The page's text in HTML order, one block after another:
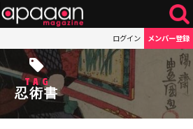
ログイン メンバー登録
TAG
忍術書